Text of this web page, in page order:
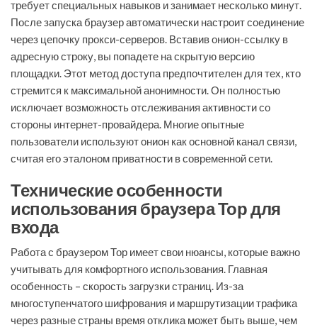
требует специальных навыков и занимает несколько минут.
После запуска браузер автоматически настроит соединение
через цепочку прокси-серверов. Вставив онион-ссылку в
адресную строку, вы попадете на скрытую версию
площадки. Этот метод доступа предпочтителен для тех, кто
стремится к максимальной анонимности. Он полностью
исключает возможность отслеживания активности со
стороны интернет-провайдера. Многие опытные
пользователи используют онион как основной канал связи,
считая его эталоном приватности в современной сети.
Технические особенности
использования браузера Тор для
входа
Работа с браузером Тор имеет свои нюансы, которые важно
учитывать для комфортного использования. Главная
особенность – скорость загрузки страниц. Из-за
многоступенчатого шифрования и маршрутизации трафика
через разные страны время отклика может быть выше, чем